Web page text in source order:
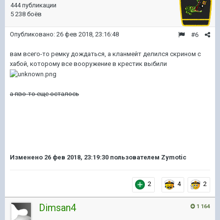
444 публикации
5 238 боёв
#6
Опубликовано: 26 фев 2018, 23:16:48
вам всего-то ремку дождаться, а кланмейт делился скрином с
хабой, которому все вооружение в крестик выбили
а пво-то еще осталось
Изменено 26 фев 2018, 23:19:30 пользователем Zymotic
2 4 2
1 164
Dimsan4